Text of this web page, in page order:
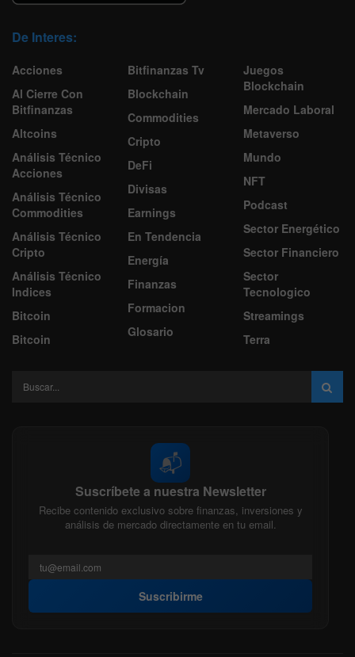
De Interes:
Acciones
Al Cierre Con
Bitfinanzas
Altcoins
Análisis Técnico
Acciones
Análisis Técnico
Commodities
Análisis Técnico
Cripto
Análisis Técnico
Indices
Bitcoin
Bitcoin
Bitfinanzas Tv
Blockchain
Commodities
Cripto
DeFi
Divisas
Earnings
En Tendencia
Energía
Finanzas
Formacion
Glosario
Juegos
Blockchain
Mercado Laboral
Metaverso
Mundo
NFT
Podcast
Sector Energético
Sector Financiero
Sector
Tecnologico
Streamings
Terra
📬
Suscríbete a nuestra Newsletter
Recibe contenido exclusivo sobre finanzas, inversiones y
análisis de mercado directamente en tu email.
Suscribirme